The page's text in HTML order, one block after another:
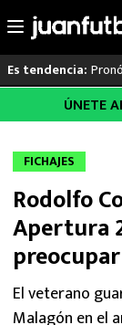
al
Es tendencia:
LO ÚLTIMO
LIGA MX
RAYADOS
PUMAS
ATLANTE
ÚNETE
FICHAJES
Rodolfo
Apertura
El veterano
Malagón en el